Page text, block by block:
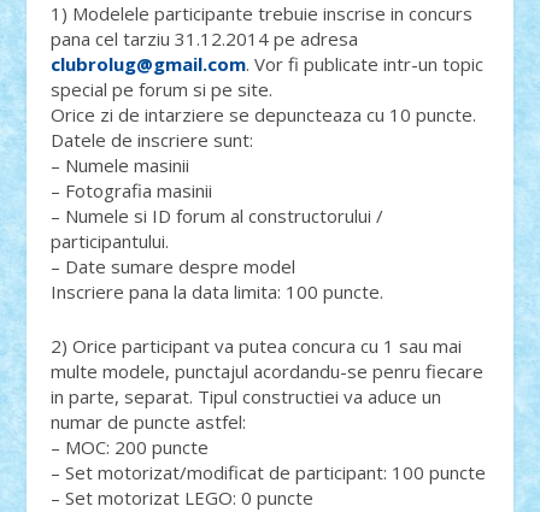
1) Modelele participante trebuie inscrise in concurs
pana cel tarziu 31.12.2014 pe adresa
clubrolug@gmail.com. Vor fi publicate intr-un topic
special pe forum si pe site.
Orice zi de intarziere se depuncteaza cu 10 puncte.
Datele de inscriere sunt:
– Numele masinii
– Fotografia masinii
– Numele si ID forum al constructorului /
participantului.
– Date sumare despre model
Inscriere pana la data limita: 100 puncte.
2) Orice participant va putea concura cu 1 sau mai
multe modele, punctajul acordandu-se penru fiecare
in parte, separat. Tipul constructiei va aduce un
numar de puncte astfel:
– MOC: 200 puncte
– Set motorizat/modificat de participant: 100 puncte
– Set motorizat LEGO: 0 puncte